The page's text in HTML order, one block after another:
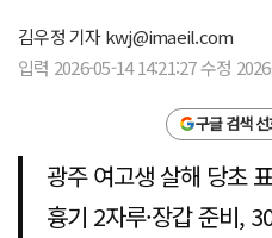
김우정 기자kwj@imaeil.com
입력 2026-05-14 14:21:27 수정
구글 검색
광주 여고생 살해 당초
흉기 2자루·장갑 준비,